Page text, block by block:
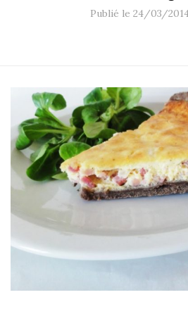
Publié le 24/03/